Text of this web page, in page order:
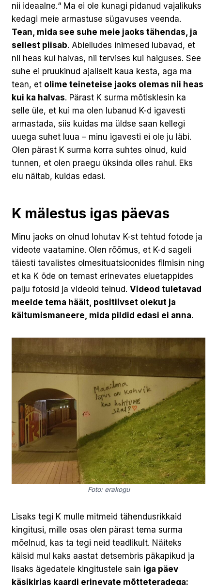
nii ideaalne.“ Ma ei ole kunagi pidanud vajalikuks
kedagi meie armastuse sügavuses veenda.
Tean, mida see suhe meie jaoks tähendas, ja
sellest piisab. Abielludes inimesed lubavad, et
nii heas kui halvas, nii tervises kui haiguses. See
suhe ei pruukinud ajaliselt kaua kesta, aga ma
tean, et olime teineteise jaoks olemas nii heas
kui ka halvas. Pärast K surma mõtisklesin ka
selle üle, et kui ma olen lubanud K-d igavesti
armastada, siis kuidas ma üldse saan kellegi
uuega suhet luua – minu igavesti ei ole ju läbi.
Olen pärast K surma korra suhtes olnud, kuid
tunnen, et olen praegu üksinda olles rahul. Eks
elu näitab, kuidas edasi.
K mälestus igas päevas
Minu jaoks on olnud lohutav K-st tehtud fotode ja
videote vaatamine. Olen rõõmus, et K-d sageli
täiesti tavalistes olmesituatsioonides filmisin ning
et ka K õde on temast erinevates eluetappides
palju fotosid ja videoid teinud. Videod tuletavad
meelde tema häält, positiivset olekut ja
käitumismaneere, mida pildid edasi ei anna.
Foto: erakogu
Lisaks tegi K mulle mitmeid tähendusrikkaid
kingitusi, mille osas olen pärast tema surma
mõelnud, kas ta tegi neid teadlikult. Näiteks
käisid mul kaks aastat detsembris päkapikud ja
lisaks ägedatele kingitustele sain iga päev
käsikirjas kaardi erinevate mõtteteradega: